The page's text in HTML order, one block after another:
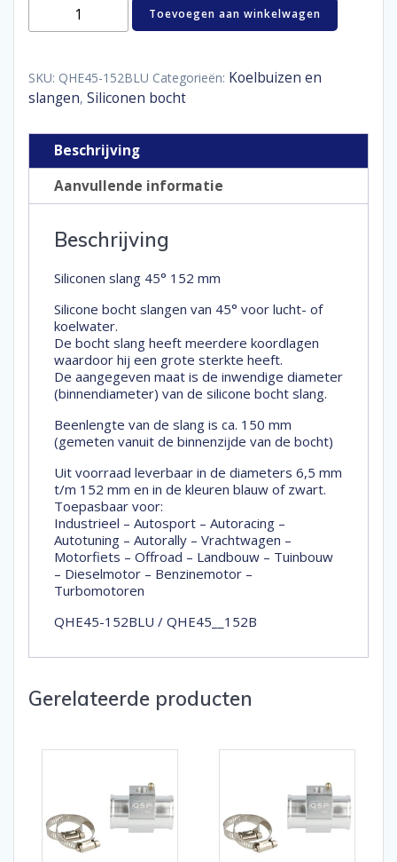
Siliconen
mm
aantal
Toevoegen aan winkelwagen
SKU: QHE45-152BLU Categorieën: Koelbuizen en
slangen, Siliconen bocht
Beschrijving
Aanvullende informatie
Beschrijving
Siliconen slang 45° 152 mm
Silicone bocht slangen van 45° voor lucht- of
koelwater.
De bocht slang heeft meerdere koordlagen
waardoor hij een grote sterkte heeft.
De aangegeven maat is de inwendige diameter
(binnendiameter) van de silicone bocht slang.
Beenlengte van de slang is ca. 150 mm
(gemeten vanuit de binnenzijde van de bocht)
Uit voorraad leverbaar in de diameters 6,5 mm
t/m 152 mm en in de kleuren blauw of zwart.
Toepasbaar voor:
Industrieel – Autosport – Autoracing –
Autotuning – Autorally – Vrachtwagen –
Motorfiets – Offroad – Landbouw – Tuinbouw
– Dieselmotor – Benzinemotor –
Turbomotoren
QHE45-152BLU / QHE45__152B
Gerelateerde producten